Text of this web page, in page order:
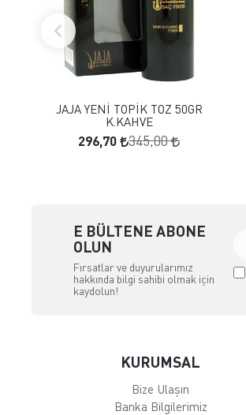
FAVORILERE EKLE
SEPETE EKLE
JAJA YENİ TOPİK TOZ 50GR
K.KAHVE
296,70 345,00
E BÜLTENE ABONE
OLUN
Fırsatlar ve duyurularımız
hakkında bilgi sahibi olmak için
kaydolun!
KURUMSAL
Bize Ulaşın
Banka Bilgilerimiz